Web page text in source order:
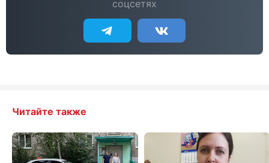
соцсетях
Читайте также